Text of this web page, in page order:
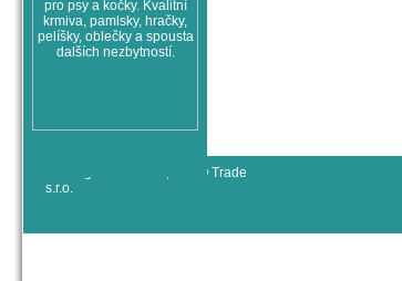
© All rights reserved, RYJO Trade
s.r.o.